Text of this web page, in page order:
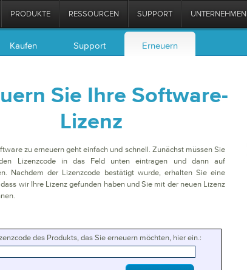
PRODUKTE RESSOURCEN SUPPORT UNTERNEHMEN
Kaufen Support Erneuern
Sie Ihre Software-
Lizenz
zu erneuern geht einfach und schnell. Zunächst müssen Sie
Lizenzcode in das Feld unten eintragen und dann auf
Nachdem der Lizenzcode bestätigt wurde, erhalten Sie eine
wir Ihre Lizenz gefunden haben und Sie mit der neuen Lizenz
des Produkts, das Sie erneuern möchten, hier ein.: